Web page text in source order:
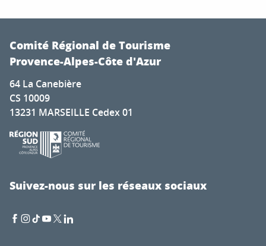
Comité Régional de Tourisme
Provence-Alpes-Côte d'Azur
64 La Canebière
CS 10009
13231 MARSEILLE Cedex 01
Suivez-nous sur les réseaux sociaux